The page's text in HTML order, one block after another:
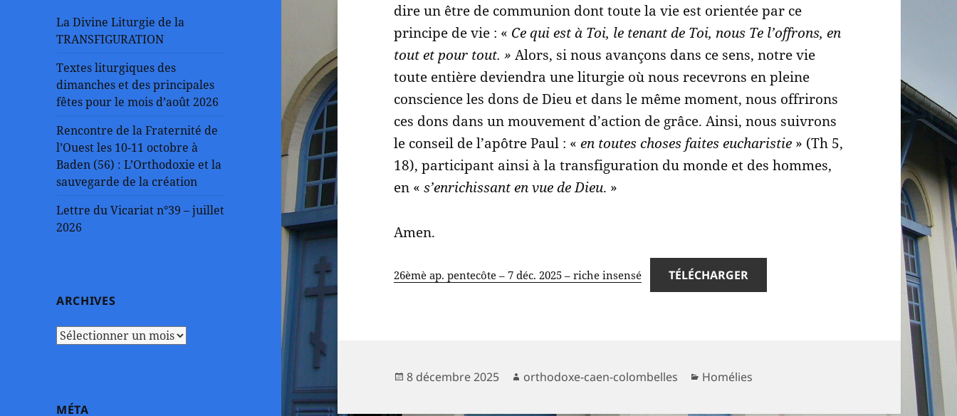
La Divine Liturgie de la
TRANSFIGURATION
Textes liturgiques des
dimanches et des principales
fêtes pour le mois d’août 2026
Rencontre de la Fraternité de
l’Ouest les 10-11 octobre à
Baden (56) : L’Orthodoxie et la
sauvegarde de la création
Lettre du Vicariat n°39 – juillet
2026
ARCHIVES
Archives
MÉTA
dire un être de communion dont toute la vie est orientée par ce
principe de vie : « Ce qui est à Toi, le tenant de Toi, nous Te l’offrons, en
tout et pour tout. »Alors, si nous avançons dans ce sens, notre vie
toute entière deviendra une liturgie où nous recevrons en pleine
conscience les dons de Dieu et dans le même moment, nous offrirons
ces dons dans un mouvement d’action de grâce. Ainsi, nous suivrons
le conseil de l’apôtre Paul : «en toutes choses faites eucharistie » (Th 5,
18), participant ainsi à la transfiguration du monde et des hommes,
en «s’enrichissant en vue de Dieu. »
Amen.
26èmè ap. pentecôte – 7 déc. 2025 – riche insensé TÉLÉCHARGER
Publié
8 décembre 2025 Auteur
orthodoxe-caen-colombelles Catégories
Homélies